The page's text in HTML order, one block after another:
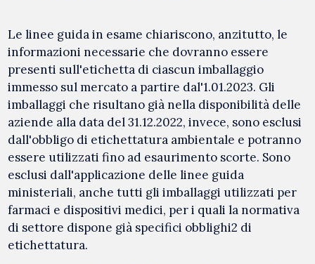
Le linee guida in esame chiariscono, anzitutto, le
informazioni necessarie che dovranno essere
presenti sull'etichetta di ciascun imballaggio
immesso sul mercato a partire dal'1.01.2023. Gli
imballaggi che risultano già nella disponibilità delle
aziende alla data del 31.12.2022, invece, sono esclusi
dall'obbligo di etichettatura ambientale e potranno
essere utilizzati fino ad esaurimento scorte. Sono
esclusi dall'applicazione delle linee guida
ministeriali, anche tutti gli imballaggi utilizzati per
farmaci e dispositivi medici, per i quali la normativa
di settore dispone già specifici obblighi2 di
etichettatura.